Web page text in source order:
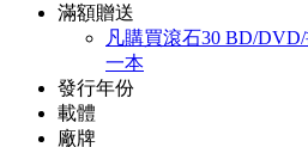
滿額贈送
凡購買滾石30 BD/
一本
發行年份
載體
廠牌